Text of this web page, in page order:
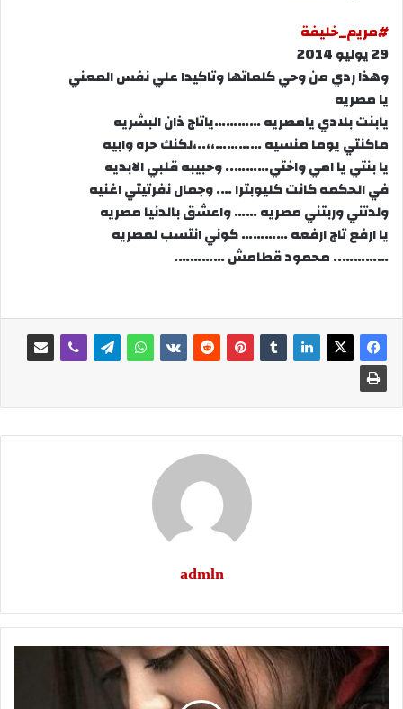
#مريم_خليفة
29 يوليو 2014
وهذا ردي من وحي كلماتها وتاكيدا علي نفس المعني
يا مصريه
يابنت بلادي يامصريه …………ياتاج ذان البشريه
ماكنتي يوما منسيه …………،،..،لكنك حره وابيه
يا بنتي يا امي واختي……….. وحبيبه قلبي الابديه
في الحكمه كانت كليوبترا …. وجمال نفرتيتي اغنيه
ولدتني وربتني مصريه …… واعشق بالدنيا مصريه
يا ارفع تاج ارفعه ………… كوني انتسب لمصريه
………….. محمود قطامش ………….
admln
قالت
:-
-